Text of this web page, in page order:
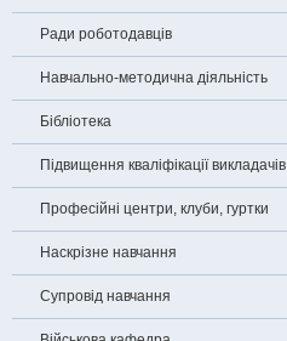
Ради роботодавців
Навчально-методична діяльність
Бібліотека
Підвищення кваліфікації викладачів
Професійні центри, клуби, гуртки
Наскрізне навчання
Супровід навчання